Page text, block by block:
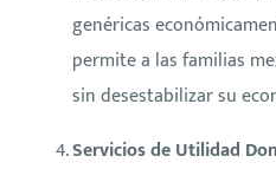
genéricas
permite a las familias
sin desestabilizar su
Servicios de Utilidad